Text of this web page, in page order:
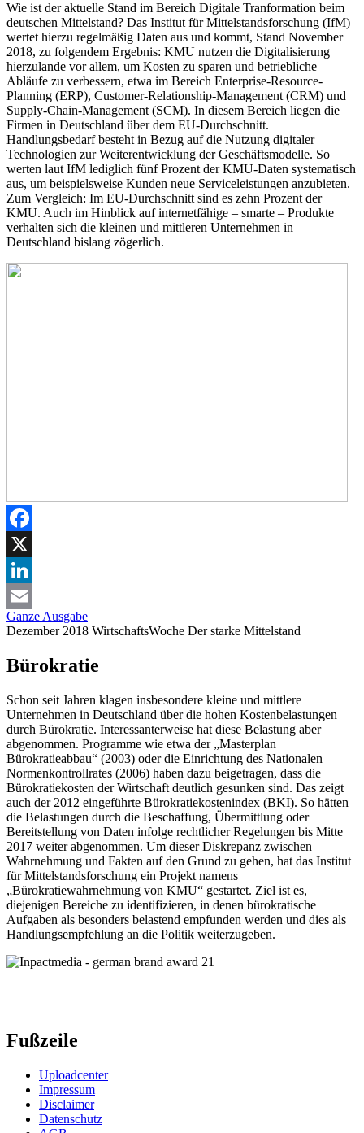
Wie ist der aktuelle Stand im Bereich Digitale Tranformation beim
deutschen Mittelstand? Das Institut für Mittelstandsforschung (IfM)
wertet hierzu regelmäßig Daten aus und kommt, Stand November
2018, zu folgendem Ergebnis: KMU nutzen die Digitalisierung
hierzulande vor allem, um Kosten zu sparen und betriebliche
Abläufe zu verbessern, etwa im Bereich Enterprise-Resource-
Planning (ERP), Customer-Relationship-Management (CRM) und
Supply-Chain-Management (SCM). In diesem Bereich liegen die
Firmen in Deutschland über dem EU-Durchschnitt.
Handlungsbedarf besteht in Bezug auf die Nutzung digitaler
Technologien zur Weiterentwicklung der Geschäftsmodelle. So
werten laut IfM lediglich fünf Prozent der KMU-Daten systematisch
aus, um beispielsweise Kunden neue Serviceleistungen anzubieten.
Zum Vergleich: Im EU-Durchschnitt sind es zehn Prozent der
KMU. Auch im Hinblick auf internetfähige – smarte – Produkte
verhalten sich die kleinen und mittleren Unternehmen in
Deutschland bislang zögerlich.
Facebook
X
LinkedIn
Email
Ganze Ausgabe
Dezember 2018 WirtschaftsWoche Der starke Mittelstand
Bürokratie
Schon seit Jahren klagen insbesondere kleine und mittlere
Unternehmen in Deutschland über die hohen Kostenbelastungen
durch Bürokratie. Interessanterweise hat diese Belastung aber
abgenommen. Programme wie etwa der „Masterplan
Bürokratieabbau“ (2003) oder die Einrichtung des Nationalen
Normenkontrollrates (2006) haben dazu beigetragen, dass die
Bürokratiekosten der Wirtschaft deutlich gesunken sind. Das zeigt
auch der 2012 eingeführte Bürokratiekostenindex (BKI). So hätten
die Belastungen durch die Beschaffung, Übermittlung oder
Bereitstellung von Daten infolge rechtlicher Regelungen bis Mitte
2017 weiter abgenommen. Um dieser Diskrepanz zwischen
Wahrnehmung und Fakten auf den Grund zu gehen, hat das Institut
für Mittelstandsforschung ein Projekt namens
„Bürokratiewahrnehmung von KMU“ gestartet. Ziel ist es,
diejenigen Bereiche zu identifizieren, in denen bürokratische
Aufgaben als besonders belastend empfunden werden und dies als
Handlungsempfehlung an die Politik weiterzugeben.
Fußzeile
Uploadcenter
Impressum
Disclaimer
Datenschutz